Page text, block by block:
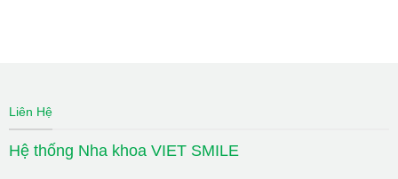
Liên Hệ
Hệ thống Nha khoa VIET SMILE